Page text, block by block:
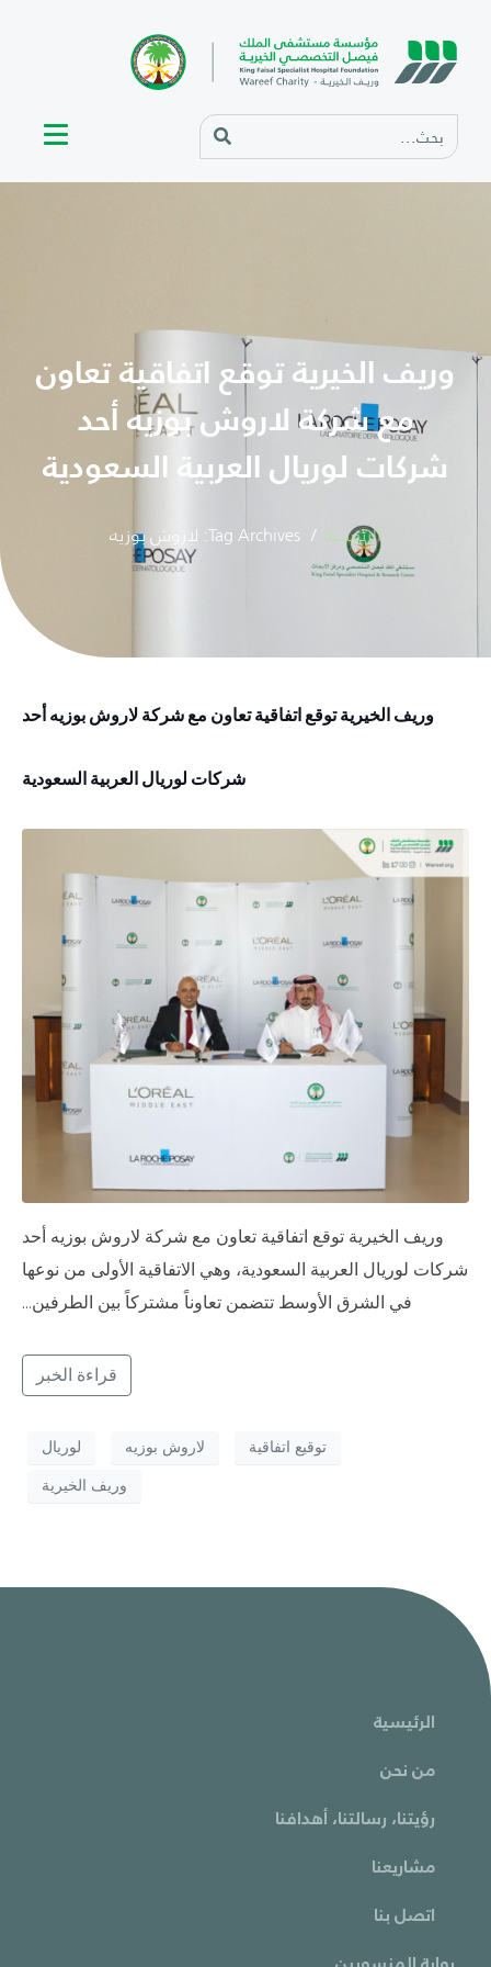
وريف الخيرية توقع اتفاقية تعاون
مع شركة لاروش بوزيه أحد
شركات لوريال العربية السعودية
الرئيسية Tag Archives: لاروش بوزيه
وريف الخيرية توقع اتفاقية تعاون مع شركة لاروش بوزيه أحد
شركات لوريال العربية السعودية
وريف الخيرية توقع اتفاقية تعاون مع شركة لاروش بوزيه أحد
شركات لوريال العربية السعودية، وهي الاتفاقية الأولى من نوعها
في الشرق الأوسط تتضمن تعاوناً مشتركاً بين الطرفين…
قراءة الخبر
توقيع اتفاقية لاروش بوزيه
لوريال
وريف الخيرية
الرئيسية
من نحن
رؤيتنا، رسالتنا، أهدافنا
مشاريعنا
اتصل بنا